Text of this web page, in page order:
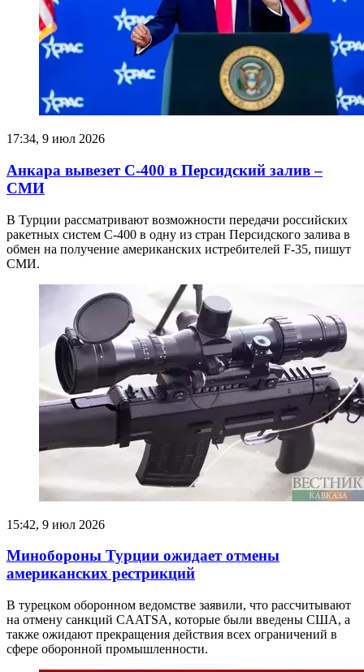
17:34, 9 июл 2026
Анкара вывезет С-400 в Персидский залив –
СМИ
В Турции рассматривают возможности передачи российских
ракетных систем С-400 в одну из стран Персидского залива в
обмен на получение американских истребителей F-35, пишут
СМИ.
15:42, 9 июл 2026
Минобороны Турции ожидает отмены
американских рестрикций
В турецком оборонном ведомстве заявили, что рассчитывают
на отмену санкций CAATSA, которые были введены США, а
также ожидают прекращения действия всех ограничений в
сфере оборонной промышленности.